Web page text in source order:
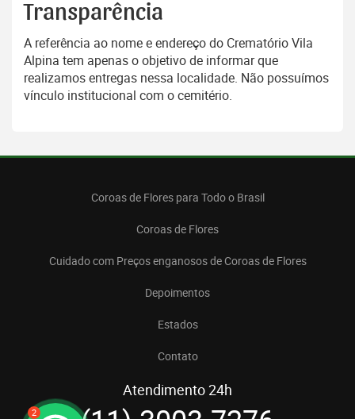
2
Transparência
A referência ao nome e endereço do Crematório Vila
Alpina tem apenas o objetivo de informar que
realizamos entregas nessa localidade. Não possuímos
vínculo institucional com o cemitério.
Coroas de Flores para Todo o Brasil
Coroas de Flores
Cuidado com Preços enganosos de Coroas de Flores
Depoimentos
Estados
Contato
Atendimento 24h